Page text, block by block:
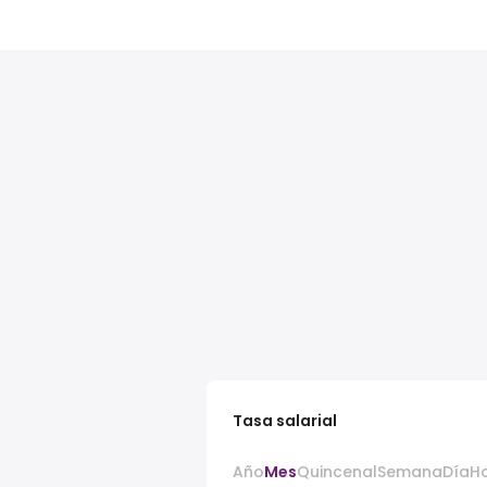
Tasa salarial
AñoMesQuincenalSemanaDía